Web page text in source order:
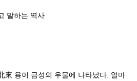
말하는 역사
來 용이 금성의 우물에 나타났다. 얼마